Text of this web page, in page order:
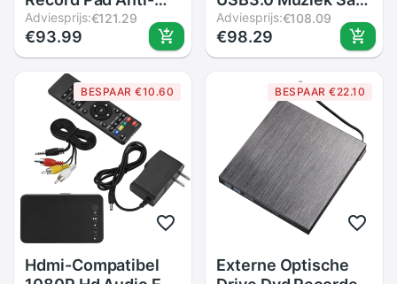
Statische Lp Vinyl
Mat Slipmat Voor
Draaitafel
Adviesprijs:€121.29
€93.99
2.5Inch Hdd
Autoplay Av-
uitgang H.264 Mini
Draagbare U Disk
Ondersteuning Mkv
Media speler Full Hd
Adviesprijs:€108.09
€98.29
BESPAAR €10.60
Hdmi-Compatibel
BESPAAR €22.10
Externe Optische